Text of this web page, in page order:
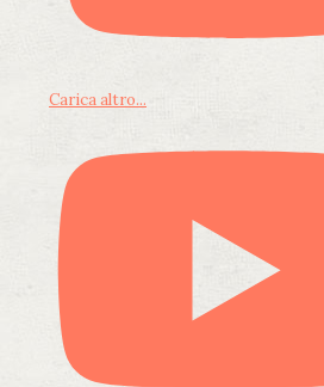
Carica altro...